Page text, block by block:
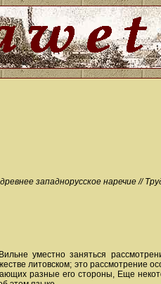
западнорусское наречие //
уместно заняться
литовском; это рассмотрение
разные его стороны, Еще